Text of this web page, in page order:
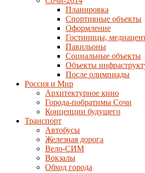
Планировка
Спортивные объекты
Оформление
Гостиницы,
Павильоны
Социальные объекты
Объекты
После олимпиады
Россия и Мир
Архитектурное кино
Города-побратимы Сочи
Концепции будущего
Транспорт
Автобусы
Железная дорога
Вело-СИМ
Вокзалы
Обход города